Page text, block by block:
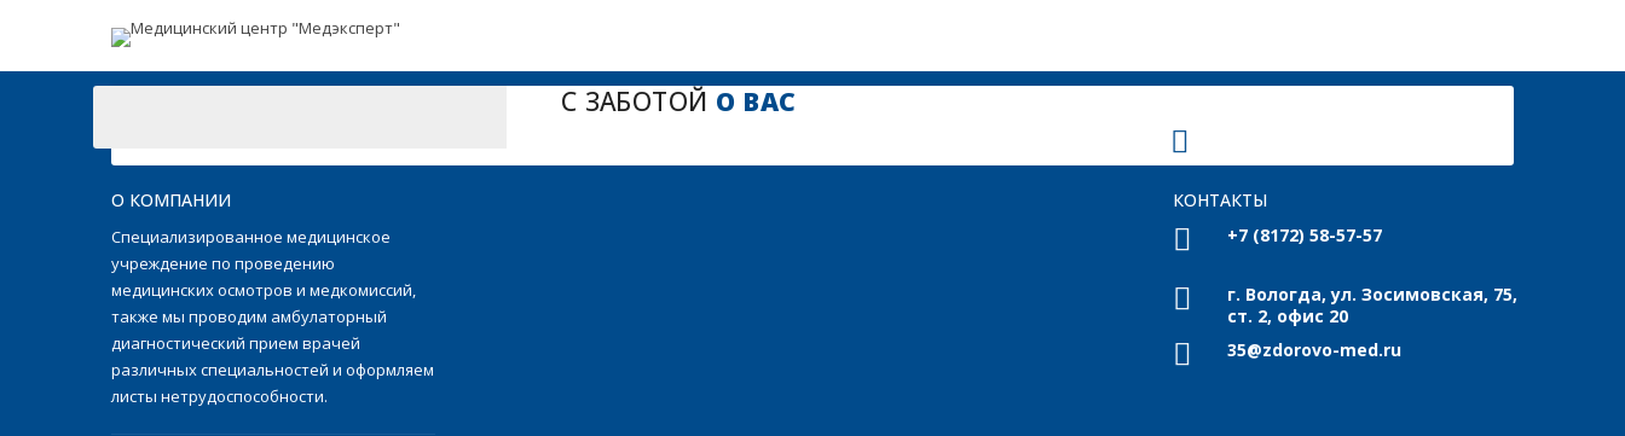
С ЗАБОТОЙ О ВАС
О КОМПАНИИ
Специализированное медицинское
учреждение по проведению
медицинских осмотров и медкомиссий,
также мы проводим амбулаторный
диагностический прием врачей
различных специальностей и оформляем
листы нетрудоспособности.
КОНТАКТЫ
+7 (8172) 58-57-57
г. Вологда, ул. Зосимовская, 75,
ст. 2, офис 20
35@zdorovo-med.ru